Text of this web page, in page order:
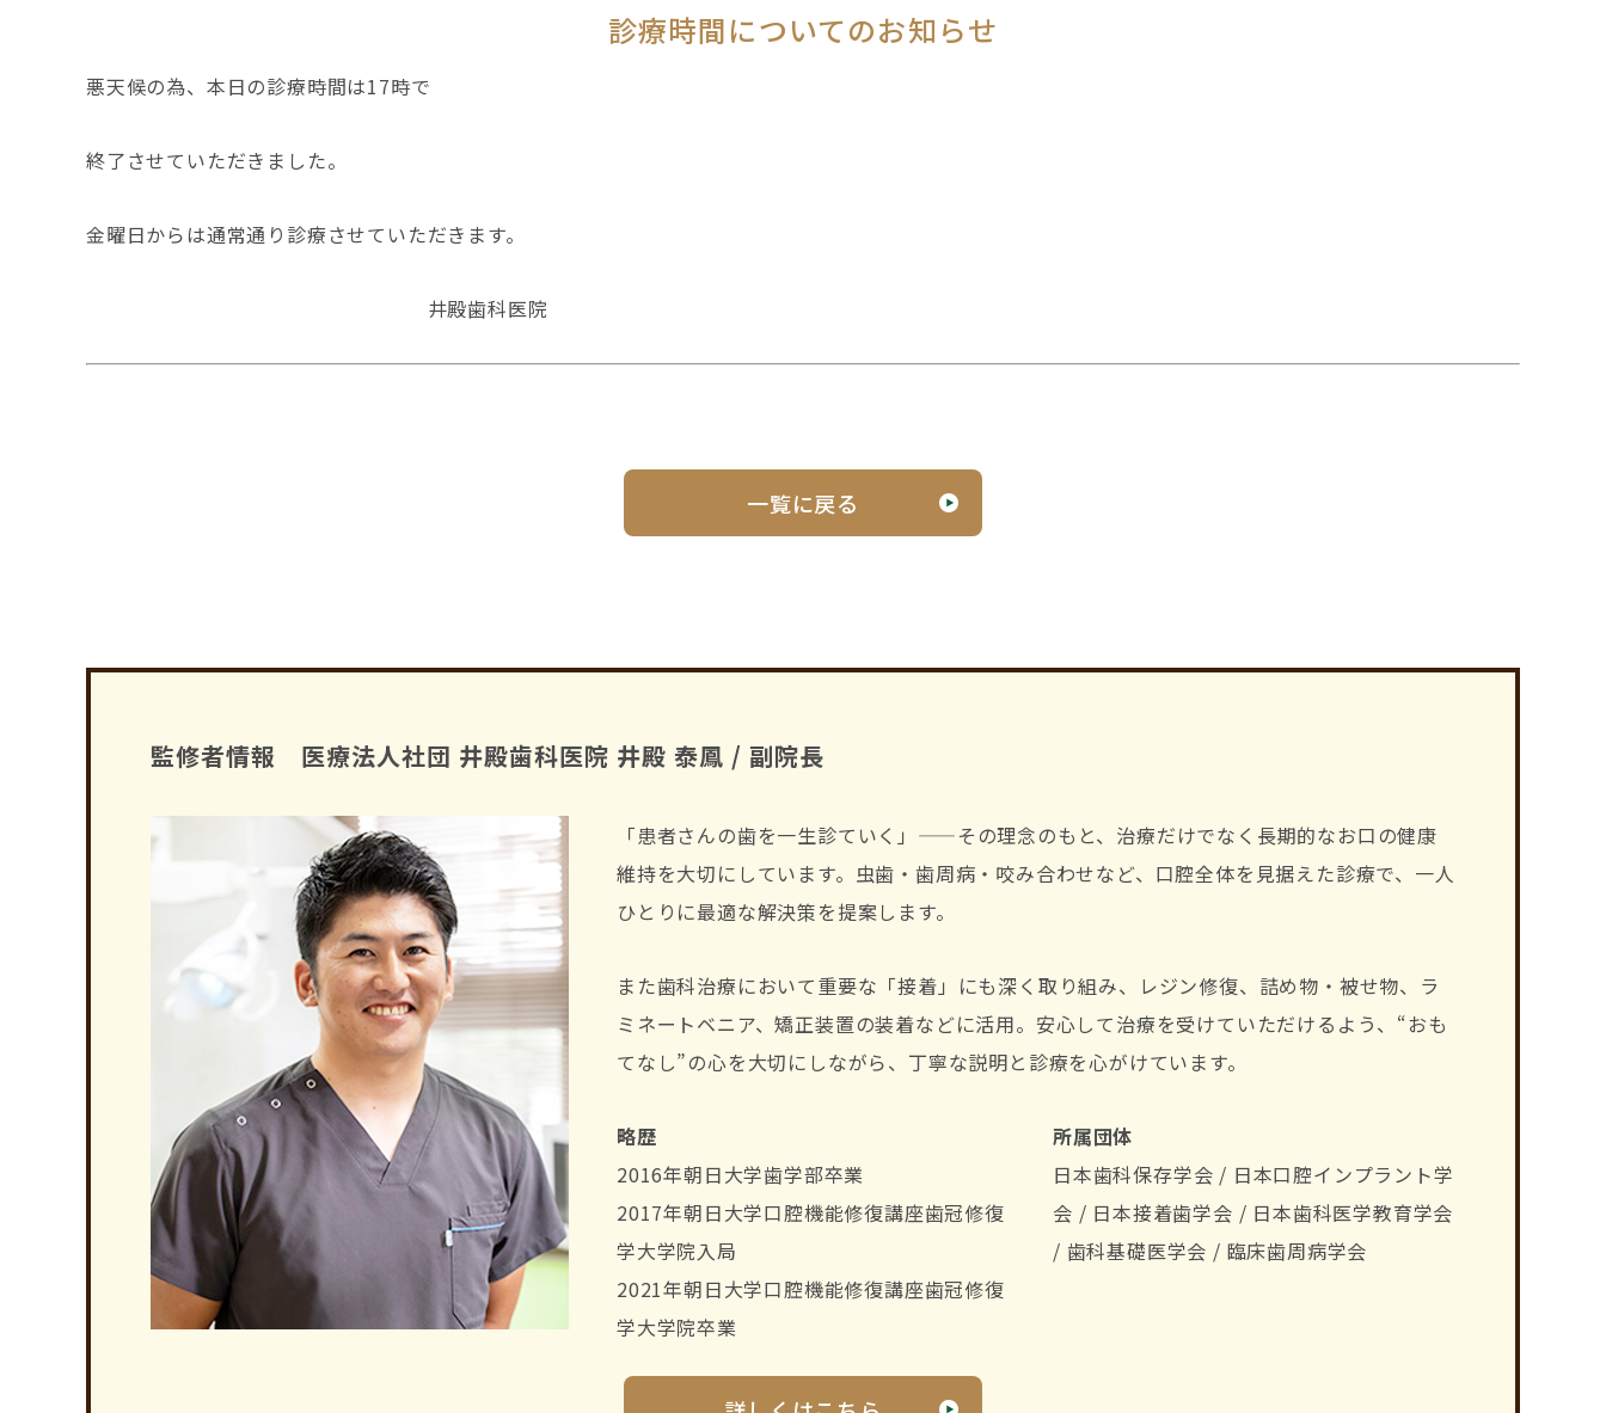
診療時間についてのお知らせ
悪天候の為、本日の診療時間は17時で
終了させていただきました。
金曜日からは通常通り診療させていただきます。
井殿歯科医院
一覧に戻る
監修者情報 医療法人社団 井殿歯科医院 井殿 泰鳳 / 副院長
「患者さんの歯を一生診ていく」——その理念のもと、治療だけでなく長期的なお口の健康
維持を大切にしています。虫歯・歯周病・咬み合わせなど、口腔全体を見据えた診療で、一人
ひとりに最適な解決策を提案します。
また歯科治療において重要な「接着」にも深く取り組み、レジン修復、詰め物・被せ物、ラ
ミネートベニア、矯正装置の装着などに活用。安心して治療を受けていただけるよう、“おも
てなし”の心を大切にしながら、丁寧な説明と診療を心がけています。
略歴
2016年朝日大学歯学部卒業
2017年朝日大学口腔機能修復講座歯冠修復
学大学院入局
2021年朝日大学口腔機能修復講座歯冠修復
学大学院卒業
所属団体
日本歯科保存学会 / 日本口腔インプラント学
会 / 日本接着歯学会 / 日本歯科医学教育学会
/ 歯科基礎医学会 / 臨床歯周病学会